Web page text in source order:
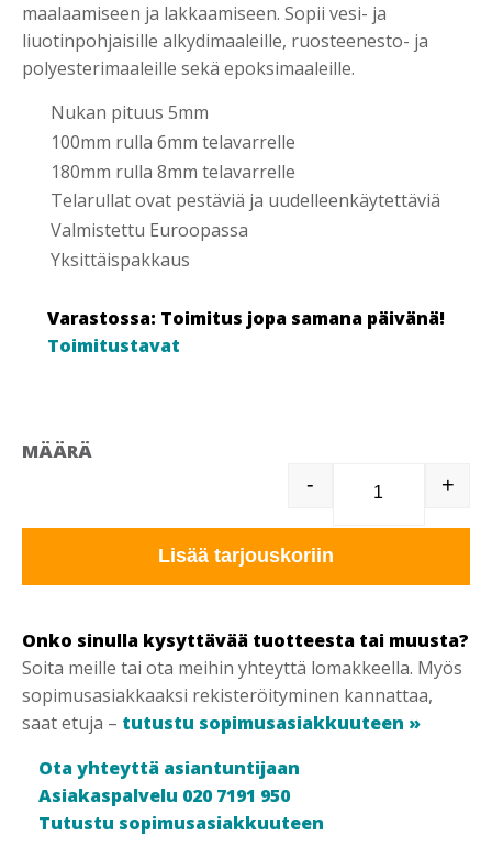
maalaamiseen ja lakkaamiseen. Sopii vesi- ja
liuotinpohjaisille alkydimaaleille, ruosteenesto- ja
polyesterimaaleille sekä epoksimaaleille.
Nukan pituus 5mm
100mm rulla 6mm telavarrelle
180mm rulla 8mm telavarrelle
Telarullat ovat pestäviä ja uudelleenkäytettäviä
Valmistettu Euroopassa
Yksittäispakkaus
Varastossa: Toimitus jopa samana päivänä!
Toimitustavat
MÄÄRÄ
C5711
- +
Lisää tarjouskoriin
Onko sinulla kysyttävää tuotteesta tai muusta?
Soita meille tai ota meihin yhteyttä lomakkeella. Myös
sopimusasiakkaaksi rekisteröityminen kannattaa,
saat etuja – tutustu sopimusasiakkuuteen »
Ota yhteyttä asiantuntijaan
Asiakaspalvelu 020 7191 950
Tutustu sopimusasiakkuuteen